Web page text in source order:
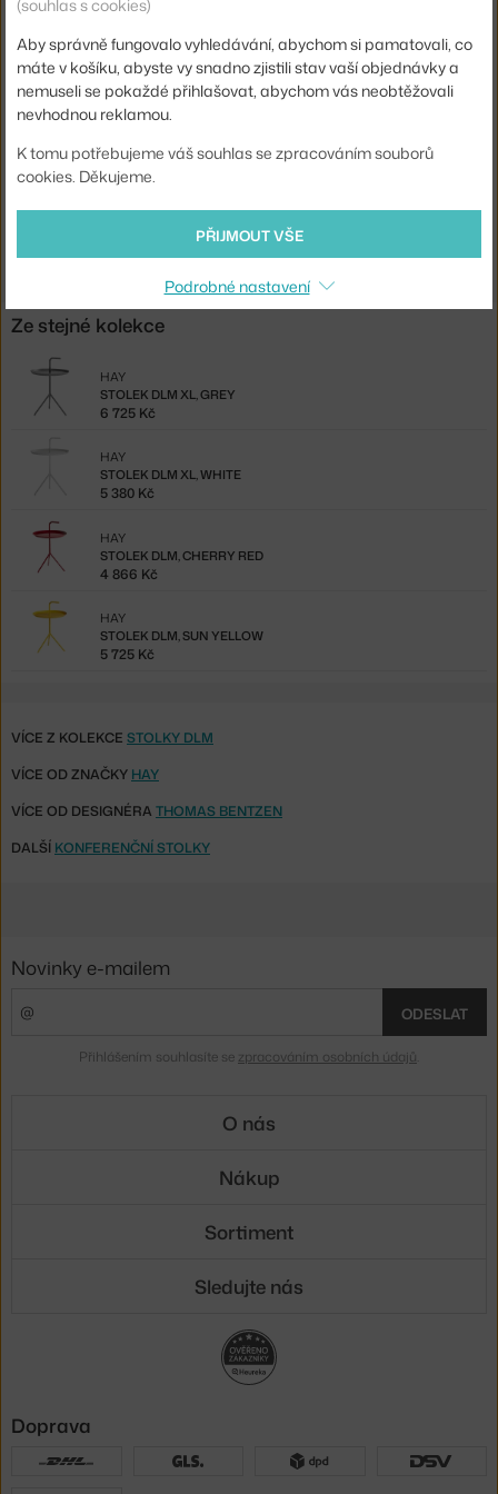
Podnož:
kov
Tvar stolu:
kruh
Deska stolu:
kov
Kód produktu HAY-AA690-A370-AA55
EAN
5710441019749
Ste zo Slovenska? Prejdite naStolík DLM XL, black
Shopping from the EU? Switch toDLM XL, black
Ze stejné kolekce
STOLEK DLM XL, GREY
HAY
6 725 Kč
STOLEK DLM XL, WHITE
HAY
5 380 Kč
STOLEK DLM, CHERRY RED
HAY
4 866 Kč
STOLEK DLM, SUN YELLOW
HAY
5 725 Kč
VÍCE Z KOLEKCE STOLKY DLM
VÍCE OD ZNAČKY HAY
VÍCE OD DESIGNÉRA THOMAS BENTZEN
DALŠÍ KONFERENČNÍ STOLKY
(souhlas s cookies)
Aby správně fungovalo vyhledávání, abychom si pamatovali, co
máte v košíku, abyste vy snadno zjistili stav vaší objednávky a
nemuseli se pokaždé přihlašovat, abychom vás neobtěžovali
nevhodnou reklamou.
K tomu potřebujeme váš souhlas se zpracováním souborů
cookies. Děkujeme.
PŘIJMOUT VŠE
Podrobné nastavení
Novinky e-mailem
ODESLAT
Přihlášením souhlasíte se zpracováním osobních údajů
O nás
Nákup
Sortiment
Sledujte nás
Doprava